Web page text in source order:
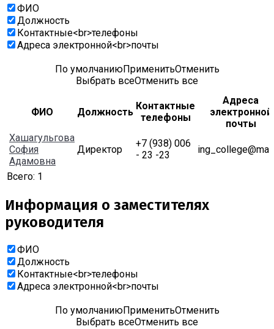
ФИО
Должность
Контактные<br>телефоны
Адреса электронной<br>почты
По умолчаниюПрименитьОтменить
Выбрать всеОтменить все
ФИО Должность
Контактные
телефоны
Адреса
электронной
почты
Хашагульгова
София
Адамовна
Директор
+7 (938) 006
- 23 -23
Всего: 1
Информация о заместителях
руководителя
ФИО
Должность
Контактные<br>телефоны
Адреса электронной<br>почты
По умолчаниюПрименитьОтменить
Выбрать всеОтменить все